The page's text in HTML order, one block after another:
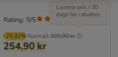
-25.01% Normalt339,90 kr
Laveste pris i 30
dage før rabatten
254,90 kr
Rating: 5/5